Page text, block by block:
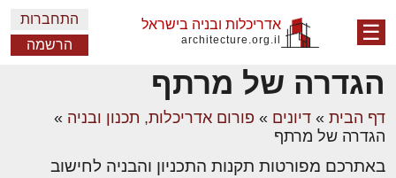
☰ אדריכלות ובניה בישראל
architecture.org.il
התחברות
הרשמה
הגדרה של מרתף
דף הבית » דיונים » פורום אדריכלות, תכנון ובניה »
הגדרה של מרתף
באתרכם מפורטות תקנות התכניון והבניה לחישוב